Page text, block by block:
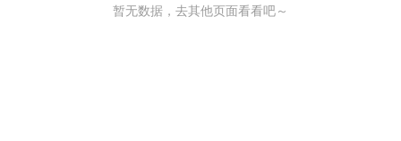
暂无数据，去其他页面看看吧～